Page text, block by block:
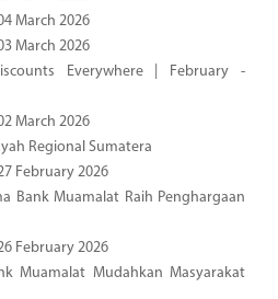
March 2026
March 2026
Everywhere | February -
March 2026
Regional Sumatera
February 2026
Bank Muamalat Raih Penghargaan
February 2026
Muamalat Mudahkan Masyarakat